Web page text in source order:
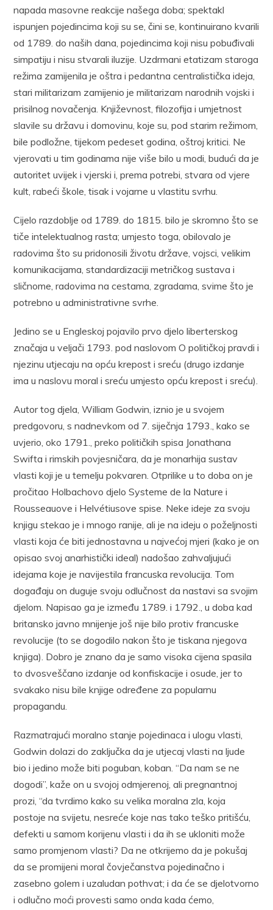
napada masovne reakcije našega doba; spektakl
ispunjen pojedincima koji su se, čini se, kontinuirano kvarili
od 1789. do naših dana, pojedincima koji nisu pobuđivali
simpatiju i nisu stvarali iluzije. Uzdrmani etatizam staroga
režima zamijenila je oštra i pedantna centralistička ideja,
stari militarizam zamijenio je militarizam narodnih vojski i
prisilnog novačenja. Književnost, filozofija i umjetnost
slavile su državu i domovinu, koje su, pod starim režimom,
bile podložne, tijekom pedeset godina, oštroj kritici. Ne
vjerovati u tim godinama nije više bilo u modi, budući da je
autoritet uvijek i vjerski i, prema potrebi, stvara od vjere
kult, rabeći škole, tisak i vojarne u vlastitu svrhu.
Cijelo razdoblje od 1789. do 1815. bilo je skromno što se
tiče intelektualnog rasta; umjesto toga, obilovalo je
radovima što su pridonosili životu države, vojsci, velikim
komunikacijama, standardizaciji metričkog sustava i
sličnome, radovima na cestama, zgradama, svime što je
potrebno u administrativne svrhe.
Jedino se u Engleskoj pojavilo prvo djelo liberterskog
značaja u veljači 1793. pod naslovom O političkoj pravdi i
njezinu utjecaju na opću krepost i sreću (drugo izdanje
ima u naslovu moral i sreću umjesto opću krepost i sreću).
Autor tog djela, William Godwin, iznio je u svojem
predgovoru, s nadnevkom od 7. siječnja 1793., kako se
uvjerio, oko 1791., preko političkih spisa Jonathana
Swifta i rimskih povjesničara, da je monarhija sustav
vlasti koji je u temelju pokvaren. Otprilike u to doba on je
pročitao Holbachovo djelo Systeme de la Nature i
Rousseauove i Helvétiusove spise. Neke ideje za svoju
knjigu stekao je i mnogo ranije, ali je na ideju o poželjnosti
vlasti koja će biti jednostavna u najvećoj mjeri (kako je on
opisao svoj anarhistički ideal) nadošao zahvaljujući
idejama koje je navijestila francuska revolucija. Tom
događaju on duguje svoju odlučnost da nastavi sa svojim
djelom. Napisao ga je između 1789. i 1792., u doba kad
britansko javno mnijenje još nije bilo protiv francuske
revolucije (to se dogodilo nakon što je tiskana njegova
knjiga). Dobro je znano da je samo visoka cijena spasila
to dvosveščano izdanje od konfiskacije i osude, jer to
svakako nisu bile knjige određene za popularnu
propagandu.
Razmatrajući moralno stanje pojedinaca i ulogu vlasti,
Godwin dolazi do zaključka da je utjecaj vlasti na ljude
bio i jedino može biti poguban, koban. “Da nam se ne
dogodi”, kaže on u svojoj odmjerenoj, ali pregnantnoj
prozi, “da tvrdimo kako su velika moralna zla, koja
postoje na svijetu, nesreće koje nas tako teško pritišću,
defekti u samom korijenu vlasti i da ih se ukloniti može
samo promjenom vlasti? Da ne otkrijemo da je pokušaj
da se promijeni moral čovječanstva pojedinačno i
zasebno golem i uzaludan pothvat; i da će se djelotvorno
i odlučno moći provesti samo onda kada ćemo,